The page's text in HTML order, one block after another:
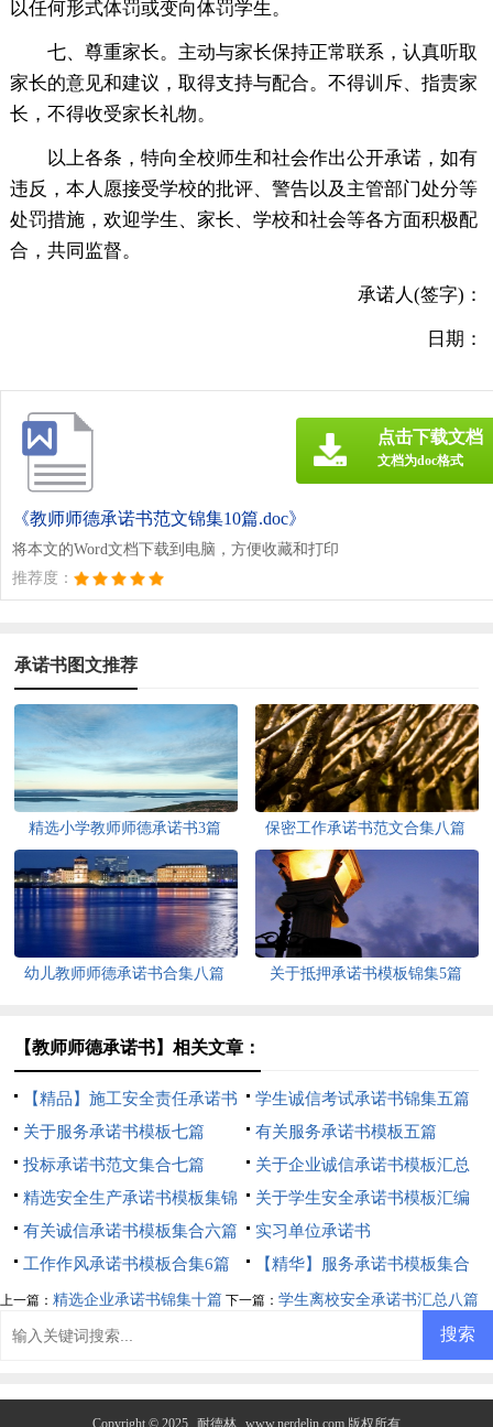
以任何形式体罚或变向体罚学生。
七、尊重家长。主动与家长保持正常联系，认真听取
家长的意见和建议，取得支持与配合。不得训斥、指责家
长，不得收受家长礼物。
以上各条，特向全校师生和社会作出公开承诺，如有
违反，本人愿接受学校的批评、警告以及主管部门处分等
处罚措施，欢迎学生、家长、学校和社会等各方面积极配
合，共同监督。
承诺人(签字)：
日期：
《教师师德承诺书范文锦集10篇.doc》
将本文的Word文档下载到电脑，方便收藏和打印
推荐度：
点击下载文档
文档为doc格式
承诺书图文推荐
精选小学教师师德承诺书3篇 保密工作承诺书范文合集八篇
幼儿教师师德承诺书合集八篇 关于抵押承诺书模板锦集5篇
【教师师德承诺书】相关文章：
【精品】施工安全责任承诺书
四篇
学生诚信考试承诺书锦集五篇
关于服务承诺书模板七篇
有关服务承诺书模板五篇
投标承诺书范文集合七篇
关于企业诚信承诺书模板汇总
7篇
精选安全生产承诺书模板集锦
9篇
关于学生安全承诺书模板汇编
10篇
有关诚信承诺书模板集合六篇
实习单位承诺书
工作作风承诺书模板合集6篇
【精华】服务承诺书模板集合
9篇
上一篇： 精选企业承诺书锦集十篇 下一篇： 学生离校安全承诺书汇总八篇
Copyright © 2025 耐德林 www.nerdelin.com 版权所有